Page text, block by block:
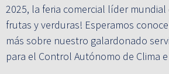
2025, la feria comercial líder
frutas y verduras! Esperamos
más sobre nuestro galardonado
para el Control Autónomo de Clima e